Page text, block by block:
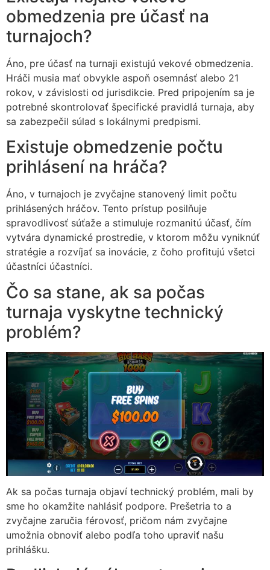
obmedzenia pre účasť na
turnajoch?
Áno, pre účasť na turnaji existujú vekové obmedzenia.
Hráči musia mať obvykle aspoň osemnásť alebo 21
rokov, v závislosti od jurisdikcie. Pred pripojením sa je
potrebné skontrolovať špecifické pravidlá turnaja, aby
sa zabezpečil súlad s lokálnymi predpismi.
Existuje obmedzenie počtu
prihlásení na hráča?
Áno, v turnajoch je zvyčajne stanovený limit počtu
prihlásených hráčov. Tento prístup posilňuje
spravodlivosť súťaže a stimuluje rozmanitú účasť, čím
vytvára dynamické prostredie, v ktorom môžu vyniknúť
stratégie a rozvíjať sa inovácie, z čoho profitujú všetci
účastníci účastníci.
Čo sa stane, ak sa počas
turnaja vyskytne technický
problém?
Ak sa počas turnaja objaví technický problém, mali by
sme ho okamžite nahlásiť podpore. Prešetria to a
zvyčajne zaručia férovosť, pričom nám zvyčajne
umožnia obnoviť alebo podľa toho upraviť našu
prihlášku.